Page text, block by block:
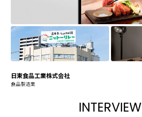
日東食品工業株式会社
食品製造業
INTERVIEW